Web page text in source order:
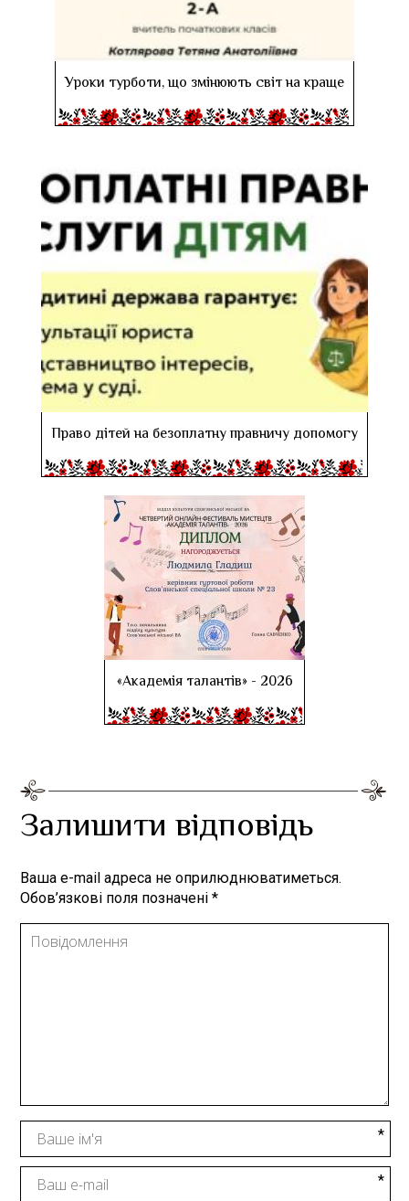
Уроки турботи, що змінюють світ на краще
Право дітей на безоплатну правничу допомогу
«Академія талантів» - 2026
Залишити відповідь
Ваша e-mail адреса не оприлюднюватиметься.
Обов’язкові поля позначені*